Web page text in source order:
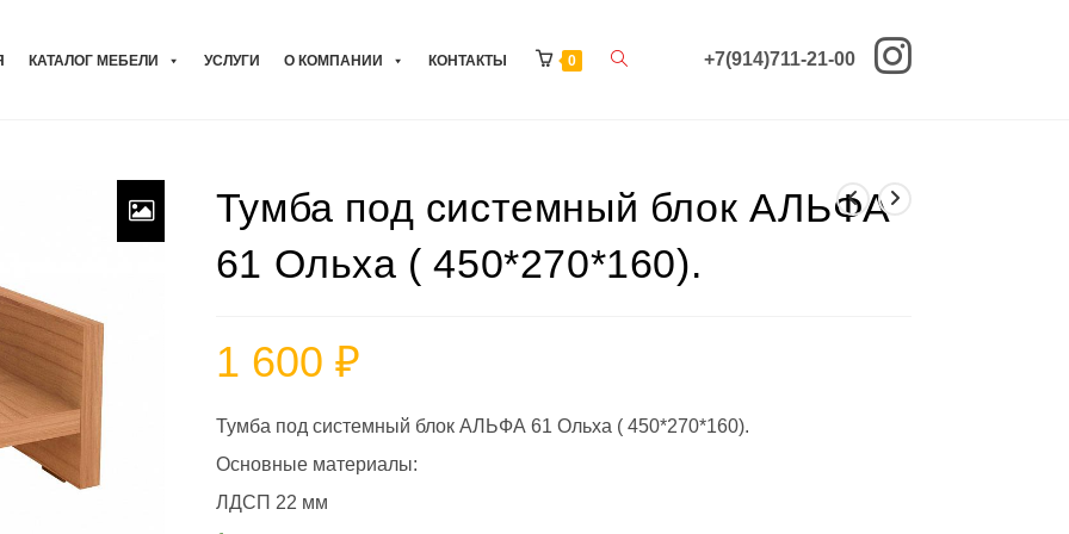
+7(914)711-21-00
КАТАЛОГ МЕБЕЛИ УСЛУГИ О КОМПАНИИ КОНТАКТЫ 0 Переключить
веб-
сайту
Тумба под системный блок АЛЬФА
61 Ольха ( 450*270*160).
1 600 ₽
Тумба под системный блок АЛЬФА 61 Ольха ( 450*270*160).
Основные материалы:
ЛДСП 22 мм